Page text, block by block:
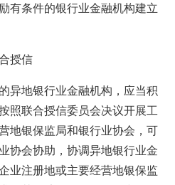
有条件的银行业金融机构建立
授信
异地银行业金融机构，应当积
照联合授信委员会决议开展工
地银保监局和银行业协会，可
协会协助，协调异地银行业金
业注册地或主要经营地银保监